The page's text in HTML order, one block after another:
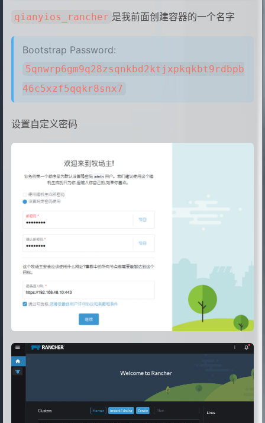
qianyios_rancher 是我前面创建容器的一个名字
Bootstrap Password:
5qnwrp6gm9q28zsqnkbd2ktjxpkqkbt9rdbpb
46c5xzf5qqkr8snx7
设置自定义密码